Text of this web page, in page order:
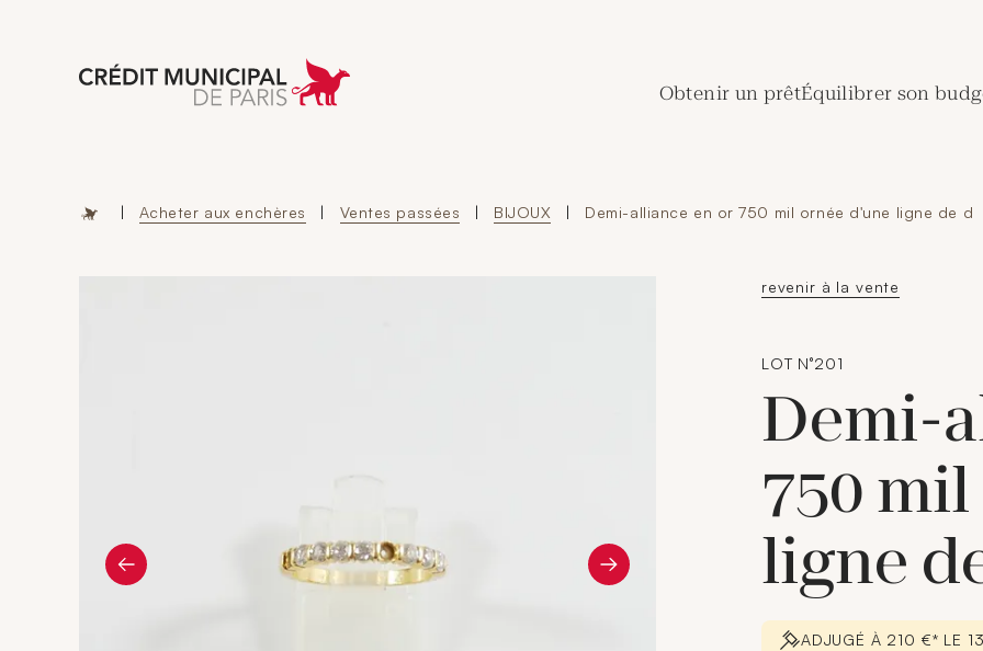
Aller à l'accueil de Crédit Municipal de Paris
Obtenir un prêtÉquilibrer son
| Acheter aux enchères | Ventes passées | BIJOUX | Demi-alliance en or 750 mil ornée d'une ligne de d
revenir à la vente
LOT N°201
Demi-
750
ligne
ADJUGÉ À 210 €* LE